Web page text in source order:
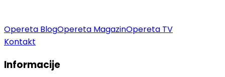
Opereta BlogOpereta MagazinOpereta TV
Kontakt
Informacije